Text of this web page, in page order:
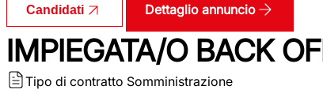
Candidati Dettaglio annuncio
IMPIEGATA/O BACK
Tipo di contratto Somministrazione